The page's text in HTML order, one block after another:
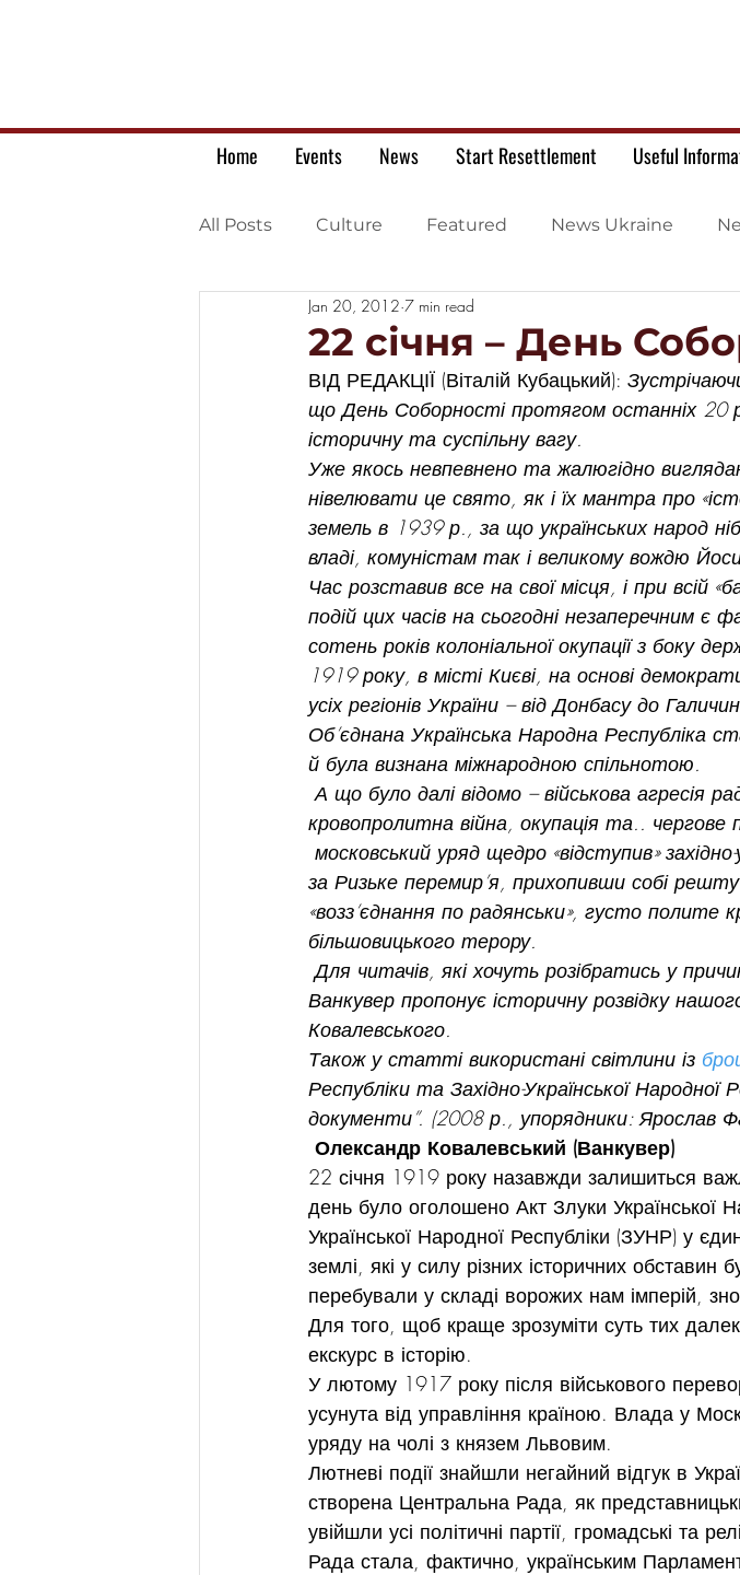
Home Events News Start Resettlement Useful
All Posts Culture Featured News Ukraine
Ukrainian war letters
22 січня – День
Jan 20, 2012 7 min read
ВІД РЕДАКЦІЇ (Віталій Кубацький):
що День Соборності протягом останніх 20
історичну та суспільну вагу.
Уже якось невпевнено та жалюгідно
нівелювати це свято, як і їх мантра про
земель в 1939 р., за що українських народ
владі, комуністам так і великому вождю
Час розставив все на свої місця, і при всій
подій цих часів на сьогодні незаперечним є
сотень років колоніальної окупації з боку
1919 року, в місті Києві, на основі
усіх регіонів України – від Донбасу до
Об’єднана Українська Народна
й була визнана міжнародною спільнотою.
А що було далі відомо – військова агресія радянської та білої Росії, Польщі,
кровопролитна війна, окупація та..
московський уряд щедро «відступив»
за Ризьке перемир’я, прихопивши собі
«возз’єднання по радянськи», густо
більшовицького терору.
Для читачів, які хочуть розібратись у причинах та суті тих подій Український
Ванкувер пропонує історичну розвідку
Ковалевського.
Також у статті використані світлини із
Республіки та Західно-Української Народної
документи”. (2008 р., упорядники: Ярослав
Олександр Ковалевський (Ванкувер)
22 січня 1919 року назавжди залишиться
день було оголошено Акт Злуки Української
Української Народної Республіки (ЗУНР) у
землі, які у силу різних історичних обставин
перебували у складі ворожих нам імперій,
Для того, щоб краще зрозуміти суть тих
екскурс в історію.
У лютому 1917 року після військового
усунута від управління країною. Влада у
уряду на чолі з князем Львовим.
Лютневі події знайшли негайний відгук в
створена Центральна Рада, як
увійшли усі політичні партії, громадські та
Рада стала, фактично, українським